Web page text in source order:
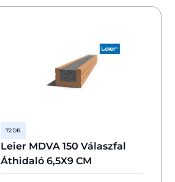
72 DB
Leier MDVA 150 Válaszfal
Áthidaló 6,5X9 CM